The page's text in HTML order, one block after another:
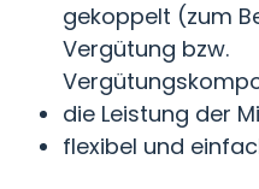
gekoppelt (zum
Vergütung bzw.
die Leistung der
flexibel und